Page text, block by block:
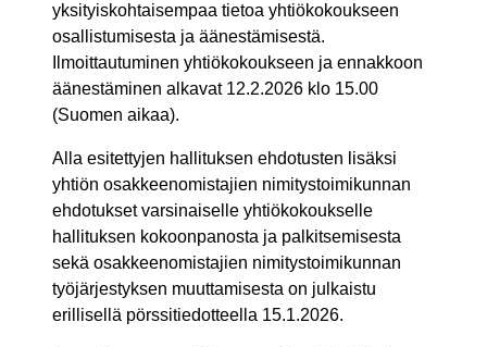
yksityiskohtaisempaa tietoa yhtiökokoukseen
osallistumisesta ja äänestämisestä.
Ilmoittautuminen yhtiökokoukseen ja ennakkoon
äänestäminen alkavat 12.2.2026 klo 15.00
(Suomen aikaa).
Alla esitettyjen hallituksen ehdotusten lisäksi
yhtiön osakkeenomistajien nimitystoimikunnan
ehdotukset varsinaiselle yhtiökokoukselle
hallituksen kokoonpanosta ja palkitsemisesta
sekä osakkeenomistajien nimitystoimikunnan
työjärjestyksen muuttamisesta on julkaistu
erillisellä pörssitiedotteella 15.1.2026.